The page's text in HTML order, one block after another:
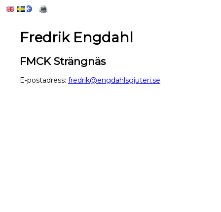
Fredrik Engdahl
FMCK Strängnäs
E-postadress: fredrik@engdahlsgjuteri.se